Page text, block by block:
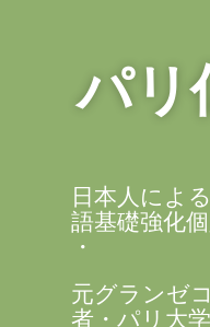
パリ
日本人によ
語基礎強化
・
元グランゼ
者・パリ大学